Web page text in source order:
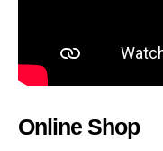
Online Shop